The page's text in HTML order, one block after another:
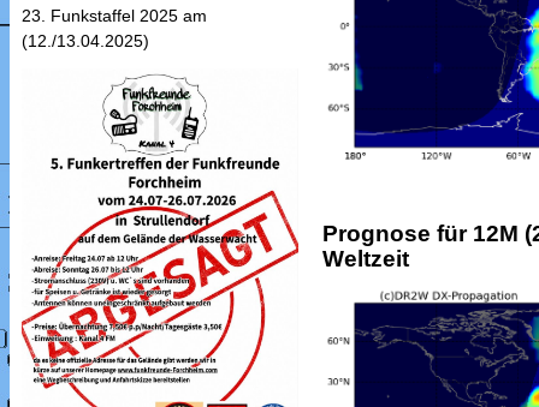
23. Funkstaffel 2025 am
(12./13.04.2025)
Prognose für 12M
Weltzeit